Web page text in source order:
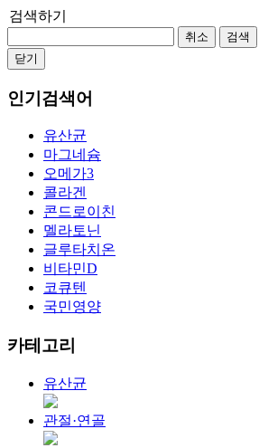
검색하기
취소
검색
닫기
인기검색어
유산균
마그네슘
오메가3
콜라겐
콘드로이친
멜라토닌
글루타치온
비타민D
코큐텐
국민영양
카테고리
유산균
관절·연골